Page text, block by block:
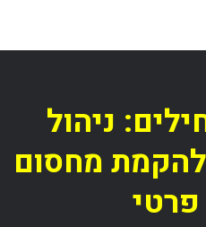
ניהול
מחסום